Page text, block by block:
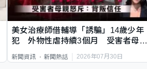
美女治療師借輔導「誘騙」14歲少年
犯 外物性虐持續3個月 受害者母：
新聞資訊 新聞熱話 2026年07月30日